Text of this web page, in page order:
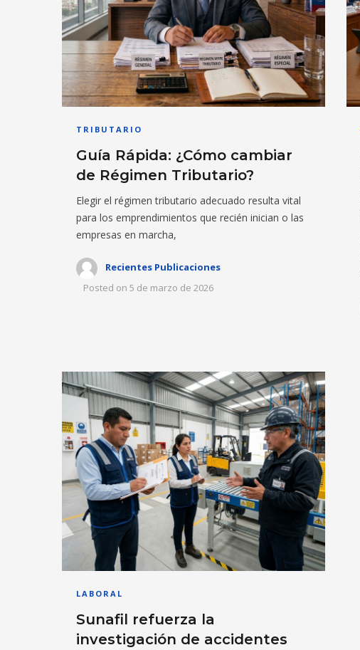
TRIBUTARIO
Guía Rápida: ¿Cómo cambiar
de Régimen Tributario?
Elegir el régimen tributario adecuado resulta vital
para los emprendimientos que recién inician o las
empresas en marcha,
Recientes Publicaciones
Posted on 5 de marzo de 2026
LABORAL
Sunafil refuerza la
investigación de accidentes